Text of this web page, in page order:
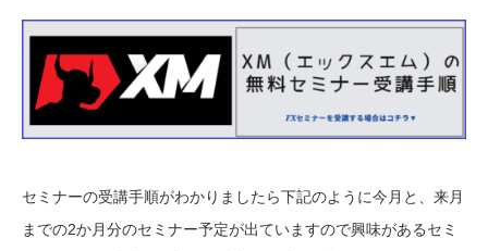
セミナーの受講手順がわかりましたら下記のように今月と、来月
までの2か月分のセミナー予定が出ていますので興味があるセミ